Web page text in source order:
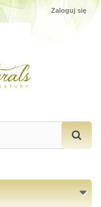
Zaloguj się